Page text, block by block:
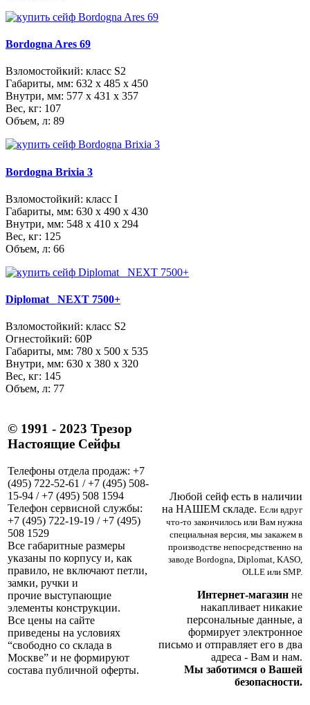
Bordogna Ares 69
Взломостойкий: класс S2
Габариты, мм: 632 x 485 x 450
Внутри, мм: 577 x 431 x 357
Вес, кг: 107
Объем, л: 89
Bordogna Brixia 3
Взломостойкий: класс I
Габариты, мм: 630 x 490 x 430
Внутри, мм: 548 x 410 x 294
Вес, кг: 125
Объем, л: 66
Diplomat_ NEXT 7500+
Взломостойкий: класс S2
Огнестойкий: 60Р
Габариты, мм: 780 x 500 x 535
Внутри, мм: 630 x 380 x 320
Вес, кг: 145
Объем, л: 77
© 1991 - 2023 Трезор
Настоящие Сейфы
Телефоны отдела продаж: +7
(495) 722-52-61 / +7 (495) 508-
15-94 / +7 (495) 508 1594
Телефон сервисной службы:
+7 (495) 722-19-19 / +7 (495)
508 1529
Все габаритные размеры
указаны по корпусу и, как
правило, не включают петли,
замки, ручки и
прочие выступающие
элементы конструкции.
Все цены на сайте
приведены на условиях
“свободно со склада в
Москве” и не формируют
состава публичной оферты.
Любой сейф есть в наличии
на НАШЕМ складе. Если вдруг
что-то закончилось или Вам нужна
специальная версия, мы закажем в
производстве непосредственно на
заводе Bordogna, Diplomat, KASO,
OLLE или SMP.
Интернет-магазин не
накапливает никакие
персональные данные, а
формирует электронное
письмо и отправляет его в два
адреса - Вам и нам.
Мы заботимся о Вашей
безопасности.